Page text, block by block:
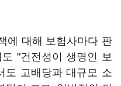
에 대해 보험사마다 판
"건전성이 생명인 보
도 고배당과 대규모 소